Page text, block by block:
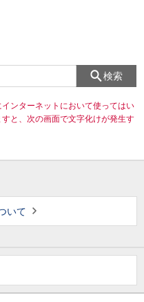
検索
ンターネットにおいて使ってはい
と、次の画面で文字化けが発生す
いて